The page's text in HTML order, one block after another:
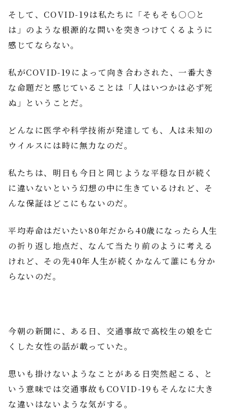
そして、COVID-19は私たちに「そもそも○○と
は」のような根源的な問いを突きつけてくるように
感じてならない。
私がCOVID-19によって向き合わされた、一番大き
な命題だと感じていることは「人はいつかは必ず死
ぬ」ということだ。
どんなに医学や科学技術が発達しても、人は未知の
ウイルスには時に無力なのだ。
私たちは、明日も今日と同じような平穏な日が続く
に違いないという幻想の中に生きているけれど、そ
んな保証はどこにもないのだ。
平均寿命はだいたい80年だから40歳になったら人生
の折り返し地点だ、なんて当たり前のように考える
けれど、その先40年人生が続くかなんて誰にも分か
らないのだ。
今朝の新聞に、ある日、交通事故で高校生の娘を亡
くした女性の話が載っていた。
思いも掛けないようなことがある日突然起こる、と
いう意味では交通事故もCOVID-19もそんなに大き
な違いはないような気がする。